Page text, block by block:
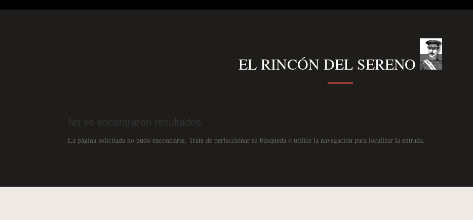
EL RINCÓN DEL SERENO
No se encontraron resultados
La página solicitada no pudo encontrarse. Trate de perfeccionar su búsqueda o utilice la navegación para localizar la entrada.